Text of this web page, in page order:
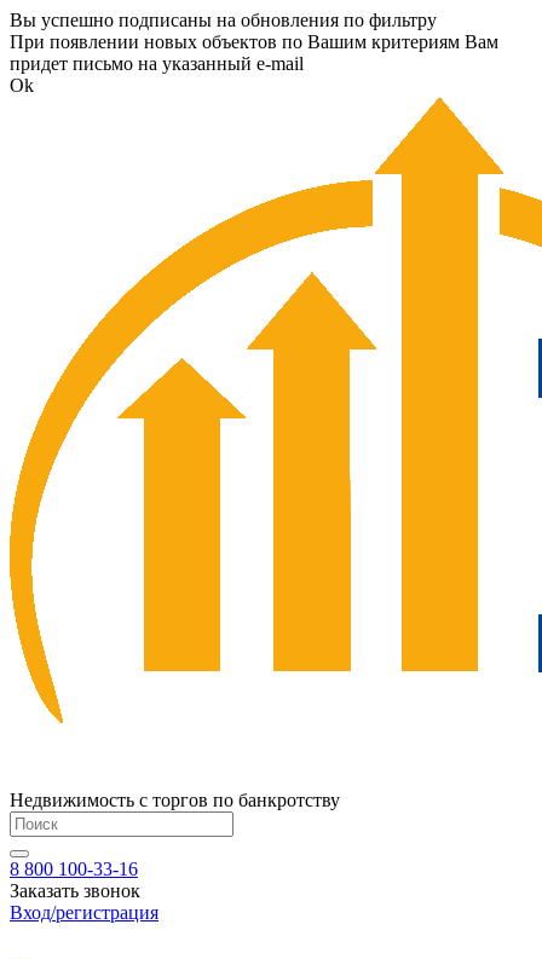
Вы успешно подписаны на обновления по фильтру
При появлении новых объектов по Вашим критериям Вам
придет письмо на указанный e-mail
Ok
Недвижимость с торгов по банкротству
8 800 100-33-16
Заказать звонок
Вход/регистрация